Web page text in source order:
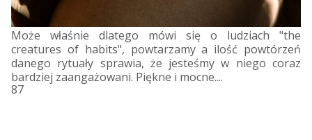
Może właśnie dlatego mówi się o ludziach "the
creatures of habits", powtarzamy a ilość powtórzeń
danego rytuały sprawia, że jesteśmy w niego coraz
bardziej zaangażowani. Piękne i mocne....
87